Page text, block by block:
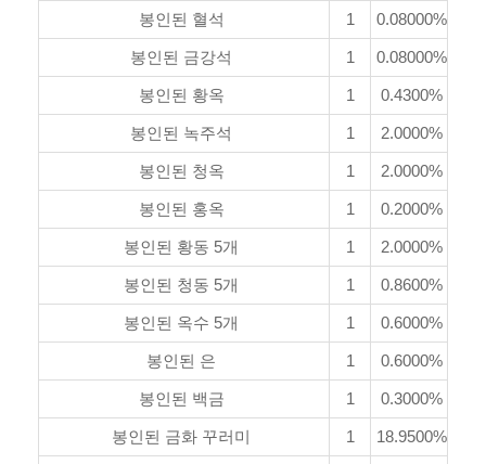
봉인된 혈석 1 0.08000%
봉인된 금강석 1 0.08000%
봉인된 황옥 1 0.4300%
봉인된 녹주석 1 2.0000%
봉인된 청옥 1 2.0000%
봉인된 홍옥 1 0.2000%
봉인된 황동 5개 1 2.0000%
봉인된 청동 5개 1 0.8600%
봉인된 옥수 5개 1 0.6000%
봉인된 은 1 0.6000%
봉인된 백금 1 0.3000%
봉인된 금화 꾸러미 1 18.9500%